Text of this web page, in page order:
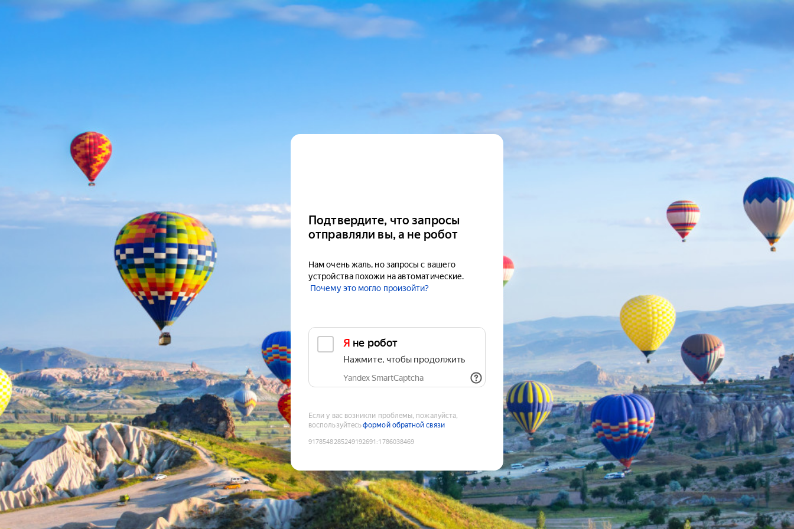
Подтвердите, что запросы
отправляли вы, а не робот
Нам очень жаль, но запросы с вашего
устройства похожи на автоматические.
Почему это могло произойти?
Я не робот
Нажмите, чтобы продолжить
Yandex SmartCaptcha
Если у вас возникли проблемы, пожалуйста,
воспользуйтесьформой обратной связи
9178548285249192691 :1786038469